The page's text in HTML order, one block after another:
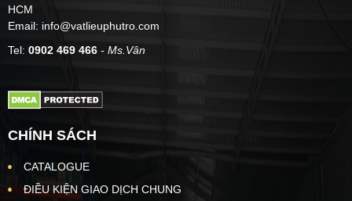
HCM
Email: info@vatlieuphutro.com
Tel: 0902 469 466 - Ms.Vân
CHÍNH SÁCH
CATALOGUE
ĐIỀU KIỆN GIAO DỊCH CHUNG